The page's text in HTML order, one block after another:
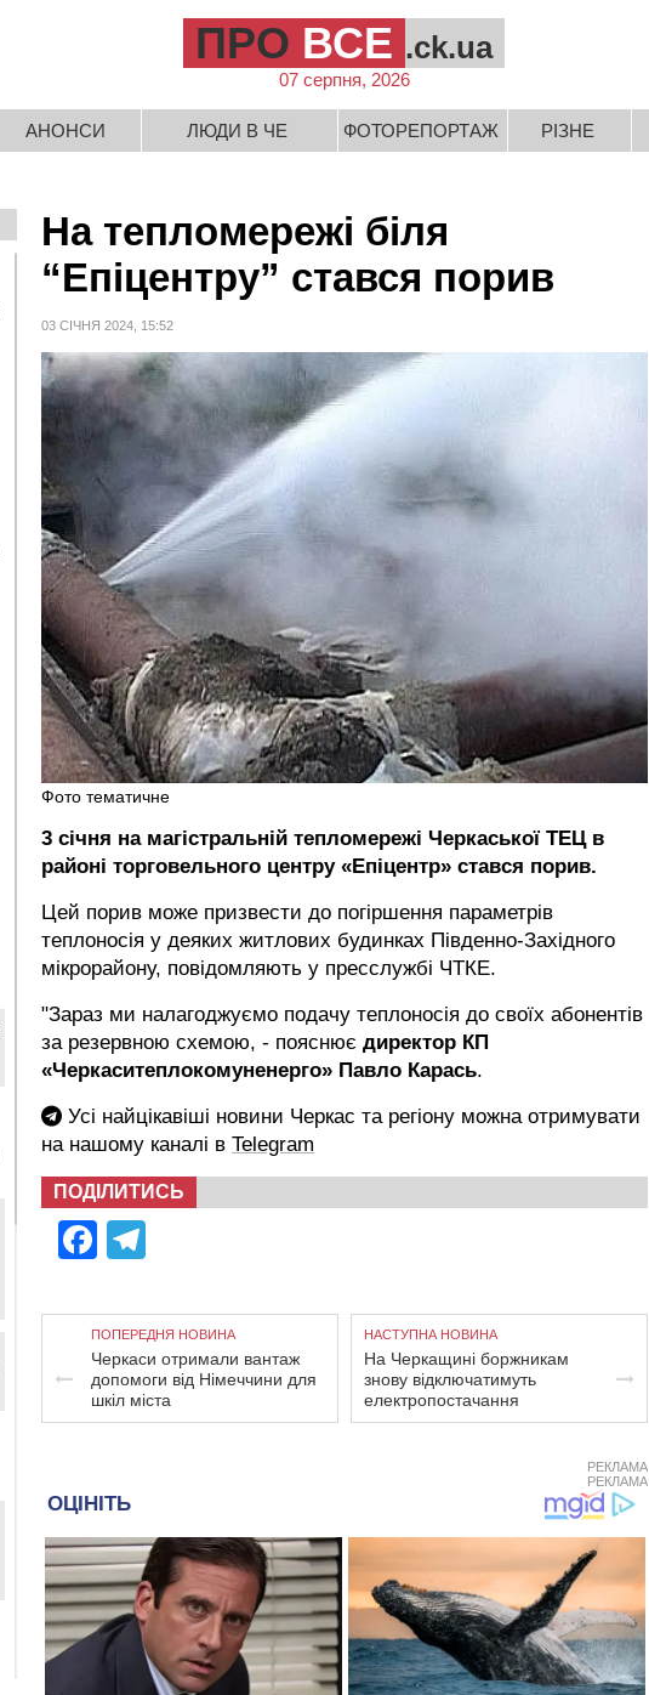
ПРО ВСЕ .ck.ua
07 серпня, 2026
АНОНСИ ЛЮДИ В ЧЕ ФОТОРЕПОРТАЖ РІЗНЕ
На тепломережі біля
“Епіцентру” стався порив
03 СІЧНЯ 2024, 15:52
Фото тематичне
3 січня на магістральній тепломережі Черкаської ТЕЦ в
районі торговельного центру «Епіцентр» стався порив.
Цей порив може призвести до погіршення параметрів
теплоносія у деяких житлових будинках Південно-Західного
мікрорайону, повідомляють у пресслужбі ЧТКЕ.
"Зараз ми налагоджуємо подачу теплоносія до своїх абонентів
за резервною схемою, - пояснює директор КП
«Черкаситеплокомуненерго» Павло Карась.
Усі найцікавіші новини Черкас та регіону можна отримувати
на нашому каналі в Telegram
ПОДІЛИТИСЬ
Facebook
ПОПЕРЕДНЯ НОВИНА
Черкаси отримали вантаж
допомоги від Німеччини для
шкіл міста
НАСТУПНА НОВИНА
На Черкащині боржникам
знову відключатимуть
електропостачання
РЕКЛАМА
РЕКЛАМА